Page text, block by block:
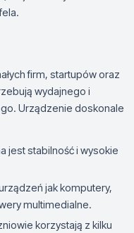
firm, startupów oraz
wydajnego i
Urządzenie doskonale
jest stabilność i wysokie
jak komputery,
multimedialne.
korzystają z kilku